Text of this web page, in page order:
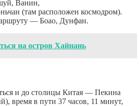
Ванин,
(там расположен космодром).
— Боао, Дунфан.
на остров Хайнань
и до столицы Китая — Пекина
время в пути 37 часов, 11 минут,